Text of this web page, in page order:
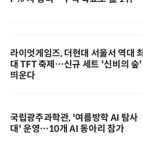
라이엇게임즈, 더현대 서울서 역대 최
대 TFT 축제…신규 세트 '신비의 숲'
띄운다
국립광주과학관, '여름방학 AI 탐사
대' 운영…10개 AI 동아리 참가